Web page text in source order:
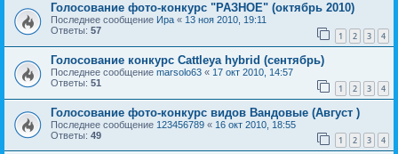
Голосование фото-конкурс "РАЗНОЕ" (октябрь 2010)
Последнее сообщение Ира « 13 ноя 2010, 19:11
Ответы: 57 1 2 3 4
Голосование конкурс Cattleya hybrid (сентябрь)
Последнее сообщение marsolo63 « 17 окт 2010, 14:57
Ответы: 51 1 2 3 4
Голосование фото-конкурс видов Вандовые (Август )
Последнее сообщение 123456789 « 16 окт 2010, 18:55
Ответы: 49 1 2 3 4